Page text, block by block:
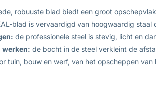
robuuste blad biedt een groot
blad is vervaardigd van hoogwaardig
de professionele steel is stevig, licht en
werken: de bocht in de steel verkleint de
tuin, bouw en werf, van het opscheppen